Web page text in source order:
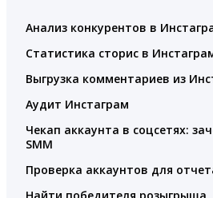
Анализ конкурентов в
Статистика сторис в
Выгрузка комментариев из
Аудит Инстаграм
Чекап аккаунта в соцсетях:
SMM
Проверка аккаунтов для